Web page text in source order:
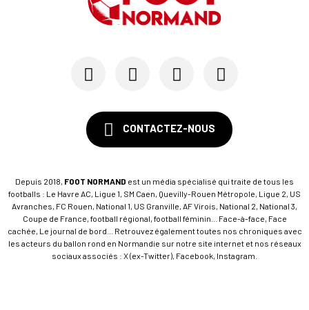
CONTACTEZ-NOUS
Depuis 2018, FOOT NORMAND est un média spécialisé qui traite de tous les
footballs : Le Havre AC, Ligue 1, SM Caen, Quevilly-Rouen Métropole, Ligue 2, US
Avranches, FC Rouen, National 1, US Granville, AF Virois, National 2, National 3,
Coupe de France, football régional, football féminin... Face-à-face, Face
cachée, Le journal de bord... Retrouvez également toutes nos chroniques avec
les acteurs du ballon rond en Normandie sur notre site internet et nos réseaux
sociaux associés : X (ex-Twitter), Facebook, Instagram.